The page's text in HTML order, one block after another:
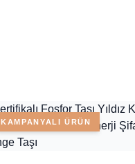
KAMPANYALI ÜRÜN